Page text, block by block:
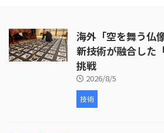
海外「空を舞う仏
新技術が融合した
挑戦
2026/8/5
技術